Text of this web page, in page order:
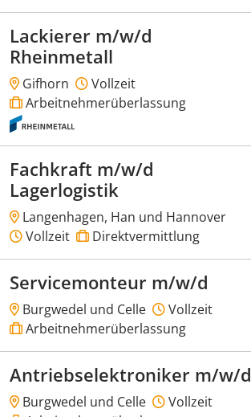
Lackierer m/w/d
Rheinmetall
Gifhorn
Vollzeit
Arbeitnehmerüberlassung
Fachkraft m/w/d
Lagerlogistik
Langenhagen, Han und Hannover
Vollzeit
Direktvermittlung
Servicemonteur m/w/d
Burgwedel und Celle
Vollzeit
Arbeitnehmerüberlassung
Antriebselektroniker m/w/d
Burgwedel und Celle
Vollzeit